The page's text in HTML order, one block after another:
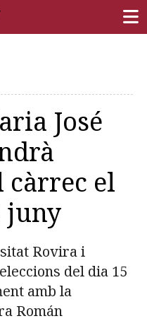
José
càrrec el
juny
Rovira i
del dia 15
amb la
Román